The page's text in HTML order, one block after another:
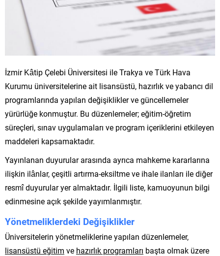
İzmir Kâtip Çelebi Üniversitesi ile Trakya ve Türk Hava
Kurumu üniversitelerine ait lisansüstü, hazırlık ve yabancı dil
programlarında yapılan değişiklikler ve güncellemeler
yürürlüğe konmuştur. Bu düzenlemeler; eğitim-öğretim
süreçleri, sınav uygulamaları ve program içeriklerini etkileyen
maddeleri kapsamaktadır.
Yayınlanan duyurular arasında ayrıca mahkeme kararlarına
ilişkin ilânlar, çeşitli artırma-eksiltme ve ihale ilanları ile diğer
resmî duyurular yer almaktadır. İlgili liste, kamuoyunun bilgi
edinmesine açık şekilde yayımlanmıştır.
Yönetmeliklerdeki Değişiklikler
Üniversitelerin yönetmeliklerine yapılan düzenlemeler,
lisansüstü eğitim ve hazırlık programları başta olmak üzere